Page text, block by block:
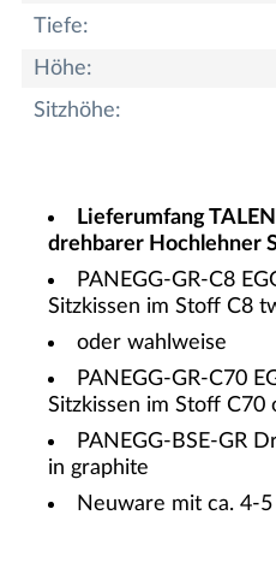
Tiefe:
Höhe:
Sitzhöhe:
Lieferumfang
drehbarer Hochlehner
PANEGG-GR-C8
Sitzkissen im Stoff C8
oder wahlweise
PANEGG-GR-C70
Sitzkissen im Stoff C70
PANEGG-BSE-GR
in graphite
Neuware mit ca. 4-